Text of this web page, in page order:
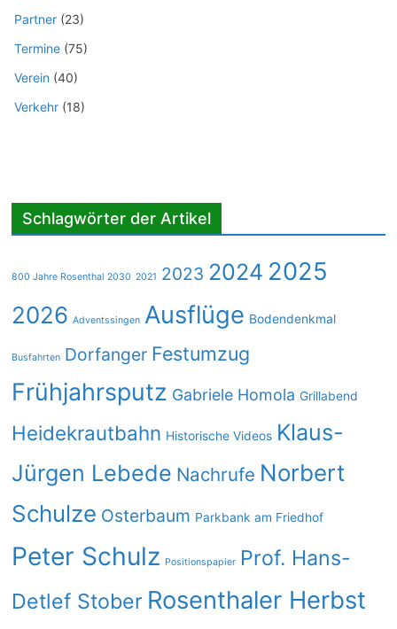
Partner (23)
Termine (75)
Verein (40)
Verkehr (18)
Schlagwörter der Artikel
800 Jahre Rosenthal 2030 2021 2023 2024 2025
2026 Adventssingen Ausflüge Bodendenkmal
Busfahrten Dorfanger Festumzug
Frühjahrsputz Gabriele Homola Grillabend
Heidekrautbahn Historische Videos Klaus-
Jürgen Lebede Nachrufe Norbert
Schulze Osterbaum Parkbank am Friedhof
Peter Schulz Positionspapier Prof. Hans-
Detlef Stober Rosenthaler Herbst